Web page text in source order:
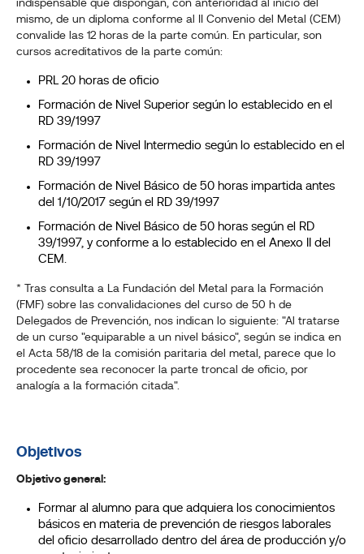
indispensable que dispongan, con anterioridad al inicio del
mismo, de un diploma conforme al II Convenio del Metal (CEM)
convalide las 12 horas de la parte común. En particular, son
cursos acreditativos de la parte común:
PRL 20 horas de oficio
Formación de Nivel Superior según lo establecido en el
RD 39/1997
Formación de Nivel Intermedio según lo establecido en el
RD 39/1997
Formación de Nivel Básico de 50 horas impartida antes
del 1/10/2017 según el RD 39/1997
Formación de Nivel Básico de 50 horas según el RD
39/1997, y conforme a lo establecido en el Anexo II del
CEM.
* Tras consulta a La Fundación del Metal para la Formación
(FMF) sobre las convalidaciones del curso de 50 h de
Delegados de Prevención, nos indican lo siguiente: "Al tratarse
de un curso "equiparable a un nivel básico", según se indica en
el Acta 58/18 de la comisión paritaria del metal, parece que lo
procedente sea reconocer la parte troncal de oficio, por
analogía a la formación citada".
Objetivos
Objetivo general:
Formar al alumno para que adquiera los conocimientos
básicos en materia de prevención de riesgos laborales
del oficio desarrollado dentro del área de producción y/o